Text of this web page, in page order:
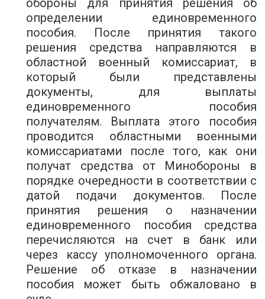
обороны для принятия решения об
определении единовременного
пособия. После принятия такого
решения средства направляются в
областной военный комиссариат, в
который были представлены
документы, для выплаты
единовременного пособия
получателям. Выплата этого пособия
проводится областными военными
комиссариатами после того, как они
получат средства от Минобороны в
порядке очередности в соответствии с
датой подачи документов. После
принятия решения о назначении
единовременного пособия средства
перечисляются на счет в банк или
через кассу уполномоченного органа.
Решение об отказе в назначении
пособия может быть обжаловано в